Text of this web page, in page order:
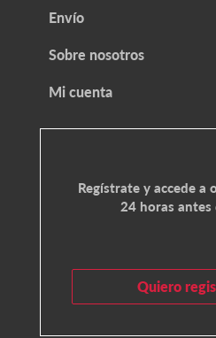
Envío
Sobre nosotros
Mi cuenta
Regístrate y accede a
24 horas antes
Quiero